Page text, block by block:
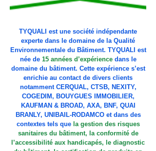
TYQUALI est une société indépendante
experte dans le domaine de la Qualité
Environnementale du Bâtiment. TYQUALI est
née de 15 années d’expérience dans le
domaine du bâtiment. Cette expérience s’est
enrichie au contact de divers clients
notamment CERQUAL, CTSB, NEXITY,
COGEDIM, BOUYGUES IMMOBILIER,
KAUFMAN & BROAD, AXA, BNF, QUAI
BRANLY, UNIBAIL-RODAMCO et dans des
contextes tels que la gestion des risques
sanitaires du bâtiment, la conformité de
l’accessibilité aux handicapés, le diagnostic